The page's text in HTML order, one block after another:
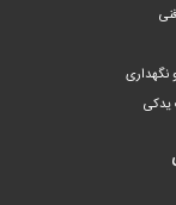
نگهداری
یدکی